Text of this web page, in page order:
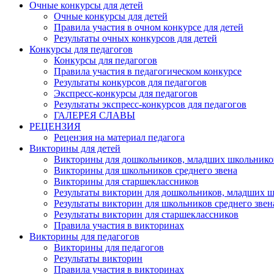
Очные конкурсы для детей
Очные конкурсы для детей
Правила участия в очном конкурсе для детей
Результаты очных конкурсов для детей
Конкурсы для педагогов
Конкурсы для педагогов
Правила участия в педагогическом конкурсе
Результаты конкурсов для педагогов
Экспресс-конкурсы для педагогов
Результаты экспресс-конкурсов для педагогов
ГАЛЕРЕЯ СЛАВЫ
РЕЦЕНЗИЯ
Рецензия на материал педагога
Викторины для детей
Викторины для дошкольников, младших
Викторины для школьников среднего звена
Викторины для старшеклассников
Результаты викторин для дошкольников, младших
Результаты викторин для школьников среднего
Результаты викторин для старшеклассников
Правила участия в викторинах
Викторины для педагогов
Викторины для педагогов
Результаты викторин
Правила участия в викторинах